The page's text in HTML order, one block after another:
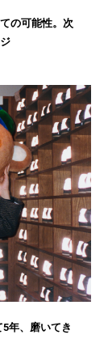
の可能性。次
5年、磨いてき